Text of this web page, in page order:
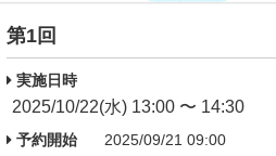
第1回
実施日時
2025/10/22(水) 13:00 〜 14:30
予約開始
2025/09/21 09:00